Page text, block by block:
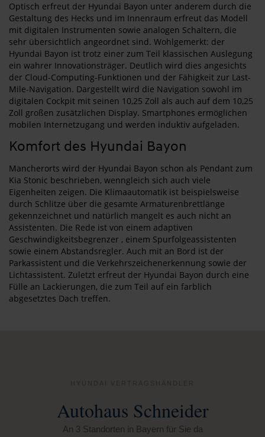
Optisch erfreut der Hyundai Bayon unter anderem durch die
Gestaltung des Hecks und im Innenraum erfreut das Modell
mit digitalen Instrumenten sowie analogen Schaltern, die
sehr übersichtlich angeordnet sind. Wohlgemerkt: der
Hyundai Bayon ist trotz einer zum Teil klassischen Auslegung
ein wahrer Innovationsträger. Deutlich wird dies angesichts
der Cloud-Computing-Funktionen und der Fähigkeit zur Last-
Mile-Navigation. Dargestellt wird die Navigation sowohl im
digitalen Cockpit mit seinen 10,25 Zoll als auch auf dem 10,25
Zoll großen zusätzlichen Display. Smartphones ermöglichen
mobilen Internetzugang und werden induktiv aufgeladen.
Komfort des Hyundai Bayon
Mancherorts wird der Hyundai Bayon schon als Pendant zum
Kia Stonic beschrieben, wenngleich sich auch viele
Eigenheiten zeigen. Die Klimaautomatik ist beispielsweise
durch Schlitze über die gesamte Armaturenbrettlänge
gekennzeichnet und natürlich mangelt es auch nicht an
Assistenten. Die Rede ist von einem adaptiven
Geschwindigkeitsbegrenzer , einem Spurfolgeassistenten
sowie einem Abstandsregler. Auch mit an Bord ist der
Parkassistent und die Verkehrszeichenerkennung sowie der
Lichtassistent. Zuletzt erfreut der Hyundai Bayon durch eine
Fülle an Lackierungen, die zum Teil auf ein farblich
abgesetztes Dach treffen.
Autohaus Schneider
An 3 Standorten in Bayern für Sie da